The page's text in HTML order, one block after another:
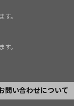
す。
す。
問い合わせについて